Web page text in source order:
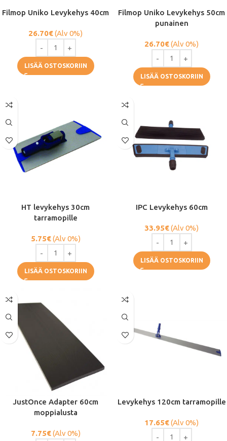
Filmop Uniko Levykehys 40cm
26.70€(Alv 0%)
LISÄÄ OSTOSKORIIN
Filmop Uniko Levykehys 50cm
punainen
26.70€(Alv 0%)
LISÄÄ OSTOSKORIIN
HT levykehys 30cm
tarramopille
5.75€(Alv 0%)
LISÄÄ OSTOSKORIIN
IPC Levykehys 60cm
33.95€(Alv 0%)
LISÄÄ OSTOSKORIIN
JustOnce Adapter 60cm
moppialusta
7.75€(Alv 0%)
Levykehys 120cm tarramopille
17.65€(Alv 0%)